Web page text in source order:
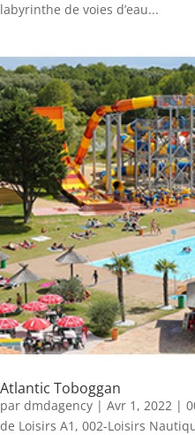
labyrinthe de voies d’eau...
Atlantic Toboggan
par dmdagency | Avr 1, 2022 |
de Loisirs A1 , 002-Loisirs